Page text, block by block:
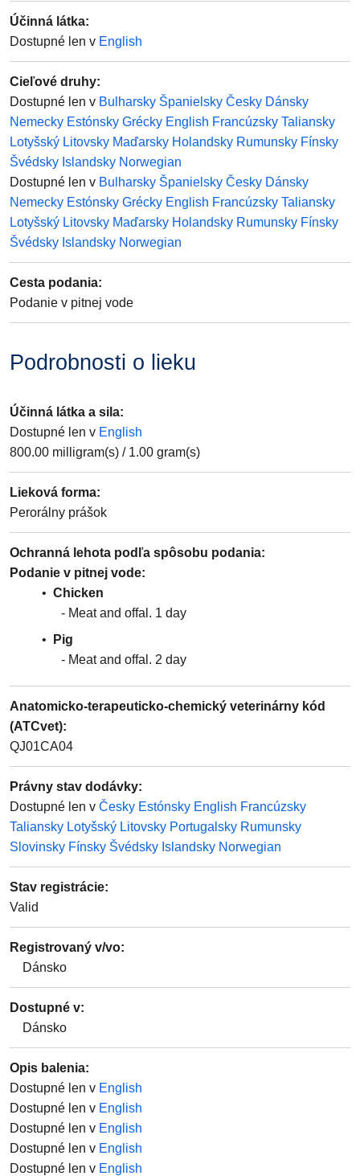
Účinná látka:
Dostupné len v English
Cieľové druhy:
Dostupné len v Bulharsky Španielsky Česky Dánsky
Nemecky Estónsky Grécky English Francúzsky Taliansky
Lotyšský Litovsky Maďarsky Holandsky Rumunsky Fínsky
Švédsky Islandsky Norwegian
Dostupné len v Bulharsky Španielsky Česky Dánsky
Nemecky Estónsky Grécky English Francúzsky Taliansky
Lotyšský Litovsky Maďarsky Holandsky Rumunsky Fínsky
Švédsky Islandsky Norwegian
Cesta podania:
Podanie v pitnej vode
Podrobnosti o lieku
Účinná látka a sila:
Dostupné len v English
800.00 milligram(s) / 1.00 gram(s)
Lieková forma:
Perorálny prášok
Ochranná lehota podľa spôsobu podania:
Podanie v pitnej vode
Chicken
Meat and offal
1 day
Pig
Meat and offal
2 day
Anatomicko-terapeuticko-chemický veterinárny kód
(ATCvet):
QJ01CA04
Právny stav dodávky:
Dostupné len v Česky Estónsky English Francúzsky
Taliansky Lotyšský Litovsky Portugalsky Rumunsky
Slovinsky Fínsky Švédsky Islandsky Norwegian
Stav registrácie:
Valid
Registrovaný v/vo:
Dánsko
Dostupné v:
Dánsko
Opis balenia:
Dostupné len v English
Dostupné len v English
Dostupné len v English
Dostupné len v English
Dostupné len v English